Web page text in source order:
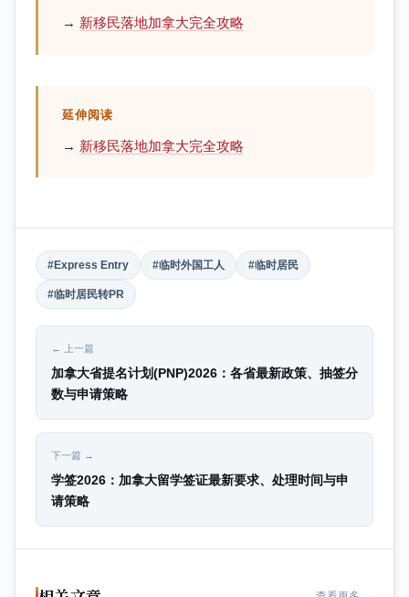
→ 新移民落地加拿大完全攻略
延伸阅读
→ 新移民落地加拿大完全攻略
#Express Entry #临时外国工人 #临时居民
#临时居民转PR
← 上一篇
加拿大省提名计划(PNP)2026：各省最新政策、抽签分
数与申请策略
下一篇 →
学签2026：加拿大留学签证最新要求、处理时间与申
请策略